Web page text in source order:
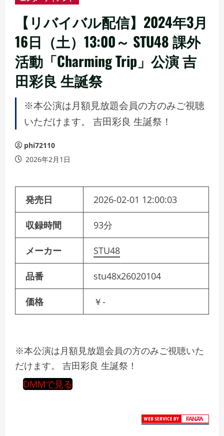
【リバイバル配信】2024年3月
16日（土）13:00～ STU48 課外
活動「Charming Trip」公演 吉
田彩良 生誕祭
※本公演は月額見放題会員の方のみご視聴
いただけます。 吉田彩良 生誕祭！
phi72110
2026年2月1日
発売日 2026-02-01 12:00:03
収録時間 93分
メーカー STU48
品番 stu48x26020104
価格 ￥-
※本公演は月額見放題会員の方のみご視聴いた
だけます。 吉田彩良 生誕祭！
DMMで見る